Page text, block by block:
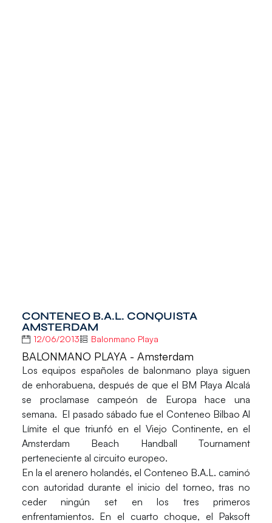
CONTENEO B.A.L. CONQUISTA
AMSTERDAM
12/06/2013 Balonmano Playa
BALONMANO PLAYA - Amsterdam
Los equipos españoles de balonmano playa siguen
de enhorabuena, después de que el BM Playa Alcalá
se proclamase campeón de Europa hace una
semana. El pasado sábado fue el Conteneo Bilbao Al
Límite el que triunfó en el Viejo Continente, en el
Amsterdam Beach Handball Tournament
perteneciente al circuito europeo.
En la el arenero holandés, el Conteneo B.A.L. caminó
con autoridad durante el inicio del torneo, tras no
ceder ningún set en los tres primeros
enfrentamientos. En el cuarto choque, el Paksoft